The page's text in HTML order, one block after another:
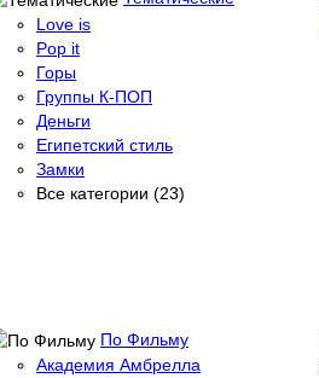
Love is
Pop it
Горы
Группы К-ПОП
Деньги
Египетский стиль
Замки
Все категории (23)
По Фильму
Академия Амбрелла